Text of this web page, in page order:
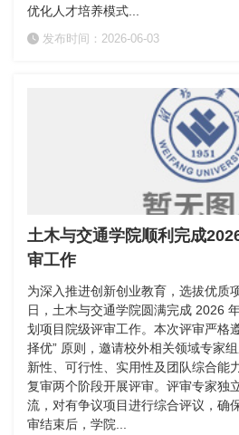
优化人才培养模式...
发布时间：2026-06-03
土木与交通学院顺利完成
审工作
为深入推进创新创业教育，选拔优质
日，土木与交通学院圆满完成 2026
划项目院级评审工作。本次评审严格
择优” 原则，邀请校外相关领域专家
新性、可行性、实用性及团队综合能
复审两个阶段开展评审。评审专家独
流，对有争议项目进行综合评议，确
审结束后，学院...